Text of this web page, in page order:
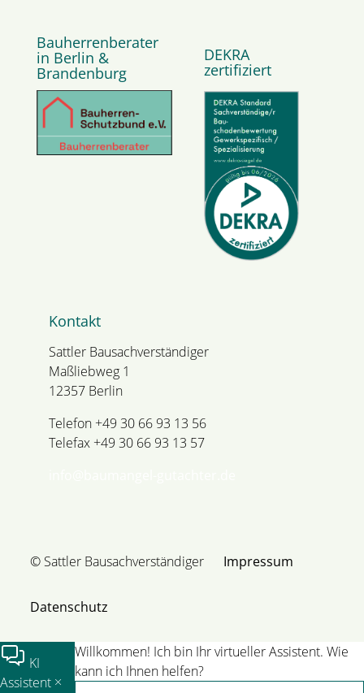
Bauherrenberater
in Berlin &
Brandenburg
DEKRA
zertifiziert
Kontakt
Sattler Bausachverständiger
Maßliebweg 1
12357 Berlin
Telefon +49 30 66 93 13 56
Telefax +49 30 66 93 13 57
© Sattler Bausachverständiger Impressum
Datenschutz
KI
Assistent ×
Willkommen! Ich bin Ihr virtueller Assistent. Wie
kann ich Ihnen helfen?